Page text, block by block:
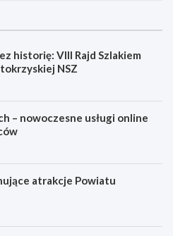
historię: VIII Rajd Szlakiem
NSZ
– nowoczesne usługi online
atrakcje Powiatu